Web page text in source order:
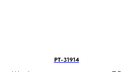
PT-31914